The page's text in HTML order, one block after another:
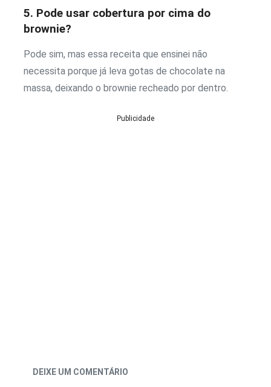
5. Pode usar cobertura por cima do
brownie?
Pode sim, mas essa receita que ensinei não
necessita porque já leva gotas de chocolate na
massa, deixando o brownie recheado por dentro.
Publicidade
DEIXE UM COMENTÁRIO